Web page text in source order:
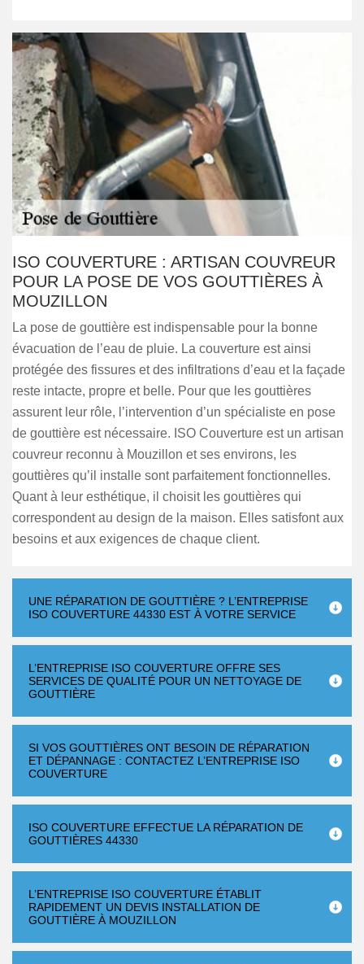
ISO COUVERTURE : ARTISAN COUVREUR
POUR LA POSE DE VOS GOUTTIÈRES À
MOUZILLON
La pose de gouttière est indispensable pour la bonne
évacuation de l’eau de pluie. La couverture est ainsi
protégée des fissures et des infiltrations d’eau et la façade
reste intacte, propre et belle. Pour que les gouttières
assurent leur rôle, l’intervention d’un spécialiste en pose
de gouttière est nécessaire. ISO Couverture est un artisan
couvreur reconnu à Mouzillon et ses environs, les
gouttières qu’il installe sont parfaitement fonctionnelles.
Quant à leur esthétique, il choisit les gouttières qui
correspondent au design de la maison. Elles satisfont aux
besoins et aux exigences de chaque client.
UNE RÉPARATION DE GOUTTIÈRE ? L’ENTREPRISE
ISO COUVERTURE 44330 EST À VOTRE SERVICE
L’ENTREPRISE ISO COUVERTURE OFFRE SES
SERVICES DE QUALITÉ POUR UN NETTOYAGE DE
GOUTTIÈRE
SI VOS GOUTTIÈRES ONT BESOIN DE RÉPARATION
ET DÉPANNAGE : CONTACTEZ L’ENTREPRISE ISO
COUVERTURE
ISO COUVERTURE EFFECTUE LA RÉPARATION DE
GOUTTIÈRES 44330
L’ENTREPRISE ISO COUVERTURE ÉTABLIT
RAPIDEMENT UN DEVIS INSTALLATION DE
GOUTTIÈRE À MOUZILLON